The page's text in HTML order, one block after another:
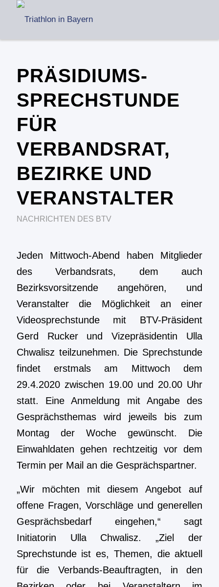
PRÄSIDIUMS-
SPRECHSTUNDE
FÜR
VERBANDSRAT,
BEZIRKE UND
VERANSTALTER
NACHRICHTEN DES BTV
Jeden Mittwoch-Abend haben Mitglieder
des Verbandsrats, dem auch
Bezirksvorsitzende angehören, und
Veranstalter die Möglichkeit an einer
Videosprechstunde mit BTV-Präsident
Gerd Rucker und Vizepräsidentin Ulla
Chwalisz teilzunehmen. Die Sprechstunde
findet erstmals am Mittwoch dem
29.4.2020 zwischen 19.00 und 20.00 Uhr
statt. Eine Anmeldung mit Angabe des
Gesprächsthemas wird jeweils bis zum
Montag der Woche gewünscht. Die
Einwahldaten gehen rechtzeitig vor dem
Termin per Mail an die Gesprächspartner.
„Wir möchten mit diesem Angebot auf
offene Fragen, Vorschläge und generellen
Gesprächsbedarf eingehen,“ sagt
Initiatorin Ulla Chwalisz. „Ziel der
Sprechstunde ist es, Themen, die aktuell
für die Verbands-Beauftragten, in den